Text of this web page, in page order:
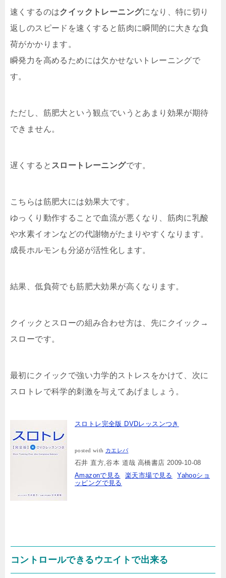
速くするのはクイックトレーニングになり、特に切り
返しのスピードを速くすると筋肉に瞬間的に大きな負
荷がかかります。
瞬発力を高めるためには欠かせないトレーニングで
す。
ただし、筋肥大という観点でいうとあまり効果が期待
できません。
遅くすると スロートレーニングです。
こちらは筋肥大には効果大です。
ゆっくり動作することで血流が悪くなり、筋肉に乳酸
や水素イオンなどの代謝物がたまりやすくなります。
成長ホルモンも分泌が活性化します。
結果、低負荷でも筋肥大効果が高くなります。
クイックとスローの組み合わせ方は、先にクイック→
スローです。
最初にクイックで強い力学的ストレスをかけて、次に
スロトレで科学的刺激を与えてあげましょう。
スロトレ完全版 DVDレッスンつき
posted with カエレバ
石井 直方,谷本 道哉 高橋書店 2009-10-08
Amazonで見る
楽天市場で見る
Yahooショ
ッピングで見る
コントロールできるウエイトで出来る